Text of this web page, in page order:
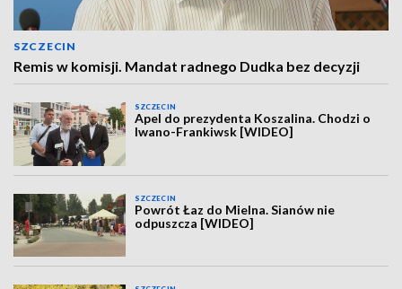
SZCZECIN
Remis w komisji. Mandat radnego Dudka bez decyzji
SZCZECIN
Apel do prezydenta Koszalina. Chodzi o
Iwano-Frankiwsk [WIDEO]
SZCZECIN
Powrót Łaz do Mielna. Sianów nie
odpuszcza [WIDEO]